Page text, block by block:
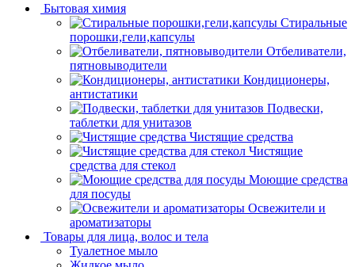
Бытовая химия
Стиральные
порошки,гели,капсулы
Отбеливатели,
пятновыводители
Кондиционеры,
антистатики
Подвески,
таблетки для унитазов
Чистящие средства
Чистящие
средства для стекол
Моющие средства
для посуды
Освежители и
ароматизаторы
Товары для лица, волос и тела
Туалетное мыло